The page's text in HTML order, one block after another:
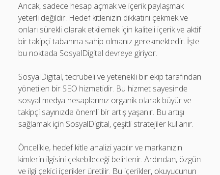
Ancak, sadece hesap açmak ve içerik paylaşmak
yeterli değildir. Hedef kitlenizin dikkatini çekmek ve
onları sürekli olarak etkilemek için kaliteli içerik ve aktif
bir takipçi tabanına sahip olmanız gerekmektedir. İşte
bu noktada SosyalDigital devreye giriyor.
SosyalDigital, tecrübeli ve yetenekli bir ekip tarafından
yönetilen bir SEO hizmetidir. Bu hizmet sayesinde
sosyal medya hesaplarınız organik olarak büyür ve
takipçi sayınızda önemli bir artış yaşanır. Bu artışı
sağlamak için SosyalDigital, çeşitli stratejiler kullanır.
Öncelikle, hedef kitle analizi yapılır ve markanızın
kimlerin ilgisini çekebileceği belirlenir. Ardından, özgün
ve ilgi çekici içerikler üretilir. Bu içerikler, okuyucunun